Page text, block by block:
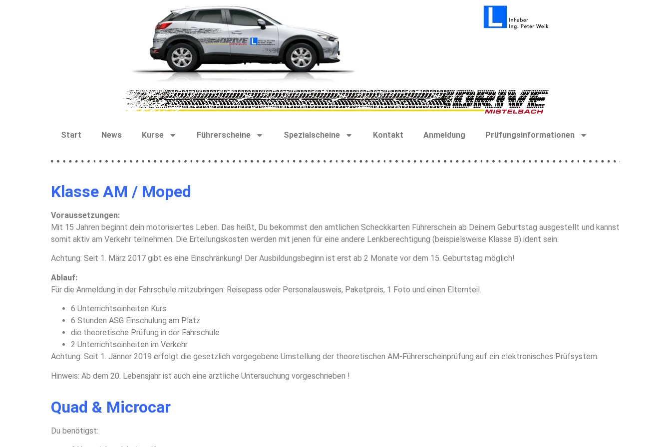
Start News Kurse Führerscheine Spezialscheine Kontakt Anmeldung Prüfungsinformationen
Klasse AM / Moped
Voraussetzungen:
Mit 15 Jahren beginnt dein motorisiertes Leben. Das heißt, Du bekommst den amtlichen Scheckkarten Führerschein ab Deinem Geburtstag ausgestellt und kannst
somit aktiv am Verkehr teilnehmen. Die Erteilungskosten werden mit jenen für eine andere Lenkberechtigung (beispielsweise Klasse B) ident sein.
Achtung: Seit 1. März 2017 gibt es eine Einschränkung! Der Ausbildungsbeginn ist erst ab 2 Monate vor dem 15. Geburtstag möglich!
Ablauf:
Für die Anmeldung in der Fahrschule mitzubringen: Reisepass oder Personalausweis, Paketpreis, 1 Foto und einen Elternteil.
6 Unterrichtseinheiten Kurs
6 Stunden ASG Einschulung am Platz
die theoretische Prüfung in der Fahrschule
2 Unterrichtseinheiten im Verkehr
Achtung: Seit 1. Jänner 2019 erfolgt die gesetzlich vorgegebene Umstellung der theoretischen AM-Führerscheinprüfung auf ein elektronisches Prüfsystem.
Hinweis: Ab dem 20. Lebensjahr ist auch eine ärztliche Untersuchung vorgeschrieben !
Quad & Microcar
Du benötigst: